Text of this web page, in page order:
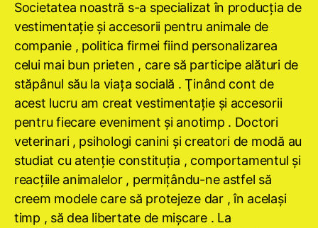
Societatea noastră s-a specializat în producţia de
vestimentaţie şi accesorii pentru animale de
companie , politica firmei fiind personalizarea
celui mai bun prieten , care să participe alături de
stăpânul său la viaţa socială . Ţinând cont de
acest lucru am creat vestimentaţie şi accesorii
pentru fiecare eveniment şi anotimp . Doctori
veterinari , psihologi canini şi creatori de modă au
studiat cu atenţie constituţia , comportamentul şi
reacţiile animalelor , permiţându-ne astfel să
creem modele care să protejeze dar , în acelaşi
timp , să dea libertate de mişcare . La